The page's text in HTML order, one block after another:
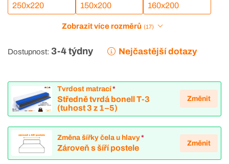
250x220 150x200 160x200
Zobrazit více rozměrů (17)
Dostupnost: 3-4 týdny Nejčastější dotazy
Tvrdost matrací*
Středně tvrdá bonell T-3
(tuhost 3 z 1–5)
Změnit
Změna šířky čela u hlavy*
Zároveň s šíří postele
Změnit